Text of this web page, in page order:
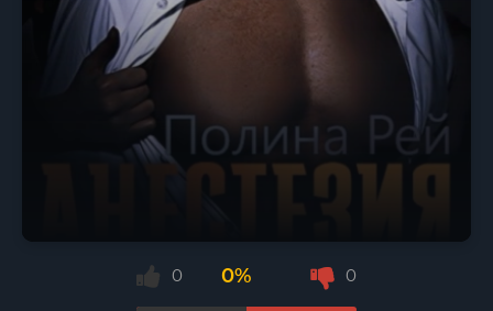
0 0% 0